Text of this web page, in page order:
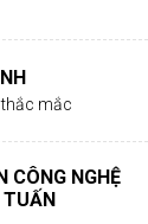
mắc
CÔNG NGHỆ
TUẤN